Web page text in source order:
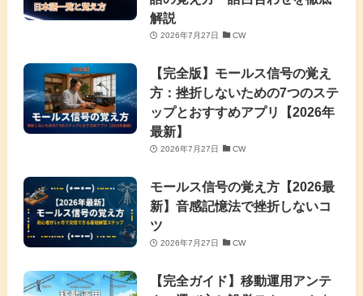
解説
2026年7月27日 CW
【完全版】モールス信号の覚え
方：挫折しないための7つのステ
ップとおすすめアプリ【2026年
最新】
2026年7月27日 CW
モールス信号の覚え方【2026最
新】音感記憶法で挫折しないコ
ツ
2026年7月27日 CW
【完全ガイド】移動運用アンテ